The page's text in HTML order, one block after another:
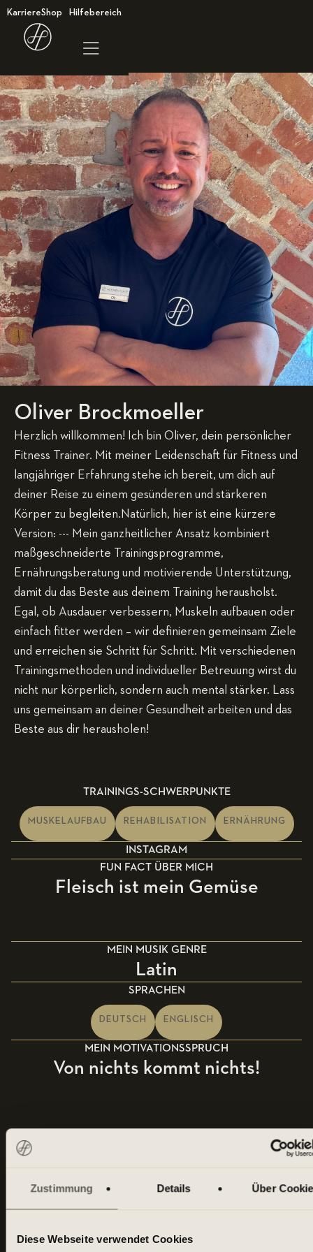
Zustimmung Details Über
Diese Webseite verwendet Cookies
KarriereShop Hilfebereich
Oliver Brockmoeller
Herzlich willkommen! Ich bin Oliver, dein persönlicher
Fitness Trainer. Mit meiner Leidenschaft für Fitness und
langjähriger Erfahrung stehe ich bereit, um dich auf
deiner Reise zu einem gesünderen und stärkeren
Körper zu begleiten.Natürlich, hier ist eine kürzere
Version: --- Mein ganzheitlicher Ansatz kombiniert
maßgeschneiderte Trainingsprogramme,
Ernährungsberatung und motivierende Unterstützung,
damit du das Beste aus deinem Training herausholst.
Egal, ob Ausdauer verbessern, Muskeln aufbauen oder
einfach fitter werden – wir definieren gemeinsam Ziele
und erreichen sie Schritt für Schritt. Mit verschiedenen
Trainingsmethoden und individueller Betreuung wirst du
nicht nur körperlich, sondern auch mental stärker. Lass
uns gemeinsam an deiner Gesundheit arbeiten und das
Beste aus dir herausholen!
TRAININGS-SCHWERPUNKTE
MUSKELAUFBAU REHABILISATION ERNÄHRUNG
INSTAGRAM
FUN FACT ÜBER MICH
Fleisch ist mein Gemüse
MEIN MUSIK GENRE
Latin
SPRACHEN
DEUTSCH ENGLISCH
MEIN MOTIVATIONSSPRUCH
Von nichts kommt nichts!